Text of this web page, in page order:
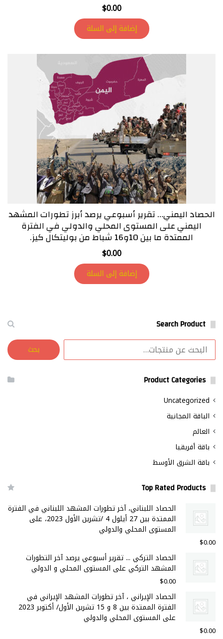
$0.00
إضافة إلى السلة
الحصاد اليمني… تقرير أسبوعي يرصد أبرز تطورات المشهد
اليمني على المستوى المحلي والدولي في الفترة
الممتدة ما بين 10و16 شباط من بوليتكال كيز.
$0.00
إضافة إلى السلة
Search Product
البحث
بحث
Product Categories
Uncategorized
الباقة المجانية
العالم
باقة أفريقيا
باقة الشرق الأوسط
Top Rated Products
الحصاد اللبناني، آخر تطورات المشهد اللبناني في الفترة
الممتدة بين 27 أيلول 4 /تشرين الأول 2023، على
المستوى المحلي والدولي
$0.00
الحصاد التركي ... تقرير أسبوعي يرصد آخر التطورات
المشهد التركي على المستوى المحلي و الدولي
$0.00
الحصاد الإيراني ، آخر تطورات المشهد الإيراني في
الفترة الممتدة بين 8 و 15 تشرين الأول/ أكتوبر 2023
على المستوى المحلي والدولي
$0.00